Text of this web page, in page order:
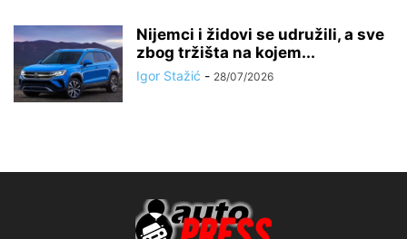
Nijemci i židovi se udružili, a sve
zbog tržišta na kojem...
Igor Stažić - 28/07/2026